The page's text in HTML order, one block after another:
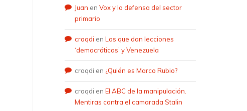
Juan en Vox y la defensa del sector
primario
craqdi en Los que dan lecciones
‘democráticas’ y Venezuela
craqdi en ¿Quién es Marco Rubio?
craqdi en El ABC de la manipulación.
Mentiras contra el camarada Stalin